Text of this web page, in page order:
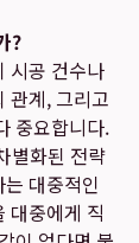
?
시공 건수나
관계, 그리고
중요합니다.
별화된 전략
대중적인
대중에게 직